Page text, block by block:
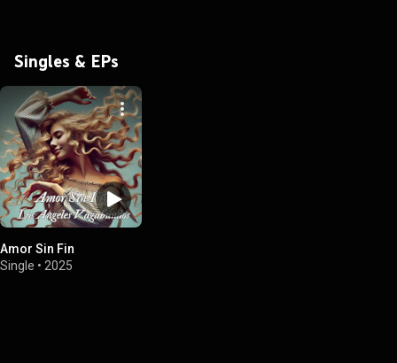
Singles & EPs
Amor Sin Fin
Single • 2025